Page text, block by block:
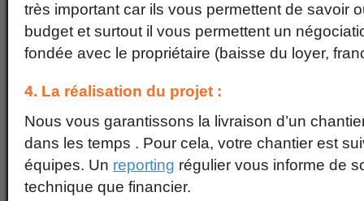
très important car ils vous permettent de savoir
budget et surtout il vous permettent un
fondée avec le propriétaire (baisse du loyer,
4. La réalisation du projet :
Nous vous garantissons la livraison d’un
dans les temps . Pour cela, votre chantier est
équipes. Un reporting régulier vous informe de
technique que financier.